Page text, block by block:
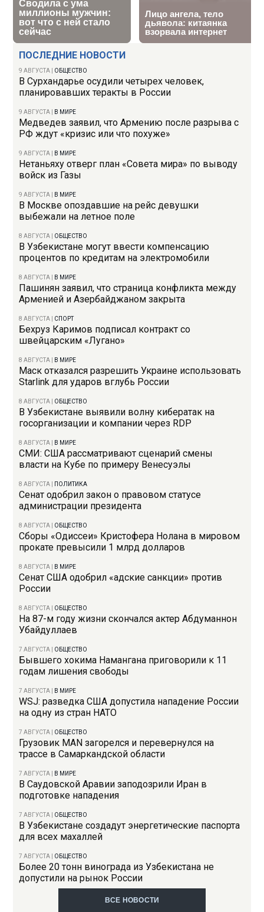
ПОСЛЕДНИЕ НОВОСТИ
9 АВГУСТА ОБЩЕСТВО
В Сурхандарье осудили четырех человек,
планировавших теракты в России
9 АВГУСТА В МИРЕ
Медведев заявил, что Армению после разрыва с
РФ ждут «кризис или что похуже»
9 АВГУСТА В МИРЕ
Нетаньяху отверг план «Совета мира» по выводу
войск из Газы
9 АВГУСТА В МИРЕ
В Москве опоздавшие на рейс девушки
выбежали на летное поле
8 АВГУСТА ОБЩЕСТВО
В Узбекистане могут ввести компенсацию
процентов по кредитам на электромобили
8 АВГУСТА В МИРЕ
Пашинян заявил, что страница конфликта между
Арменией и Азербайджаном закрыта
8 АВГУСТА СПОРТ
Бехруз Каримов подписал контракт со
швейцарским «Лугано»
8 АВГУСТА В МИРЕ
Маск отказался разрешить Украине использовать
Starlink для ударов вглубь России
8 АВГУСТА ОБЩЕСТВО
В Узбекистане выявили волну кибератак на
госорганизации и компании через RDP
8 АВГУСТА В МИРЕ
СМИ: США рассматривают сценарий смены
власти на Кубе по примеру Венесуэлы
8 АВГУСТА ПОЛИТИКА
Сенат одобрил закон о правовом статусе
администрации президента
8 АВГУСТА ОБЩЕСТВО
Сборы «Одиссеи» Кристофера Нолана в мировом
прокате превысили 1 млрд долларов
8 АВГУСТА В МИРЕ
Сенат США одобрил «адские санкции» против
России
8 АВГУСТА ОБЩЕСТВО
На 87-м году жизни скончался актер Абдуманнон
Убайдуллаев
7 АВГУСТА ОБЩЕСТВО
Бывшего хокима Намангана приговорили к 11
годам лишения свободы
7 АВГУСТА В МИРЕ
WSJ: разведка США допустила нападение России
на одну из стран НАТО
7 АВГУСТА ОБЩЕСТВО
Грузовик MAN загорелся и перевернулся на
трассе в Самаркандской области
7 АВГУСТА В МИРЕ
В Саудовской Аравии заподозрили Иран в
подготовке нападения
7 АВГУСТА ОБЩЕСТВО
В Узбекистане создадут энергетические паспорта
для всех махаллей
7 АВГУСТА ОБЩЕСТВО
Более 20 тонн винограда из Узбекистана не
допустили на рынок России
ВСЕ НОВОСТИ